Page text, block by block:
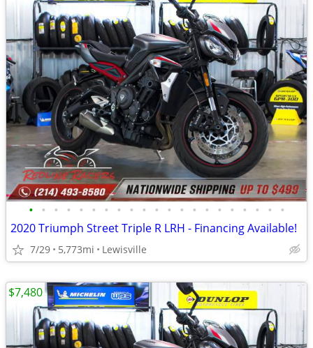
• • • • • • • • • • • • • • • • • • • • •
2020 Triumph Street Triple R LRH - Financing Available!
7/29 5,773mi Lewisville
$7,480